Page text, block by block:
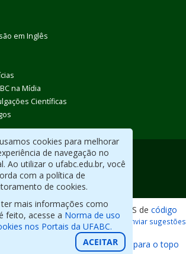
cookies para melhorar
de navegação no
Ao utilizar o ufabc.edu.br, você
com a política de
de cookies.
ter mais informações como
feito, acesse a Norma de uso
nos Portais da UFABC.
ACEITAR
em Inglês
na Mídia
Científicas
do ABC. Desenvolvido com CMS de código
. Reportar erros / Enviar sugestões
Voltar para o topo